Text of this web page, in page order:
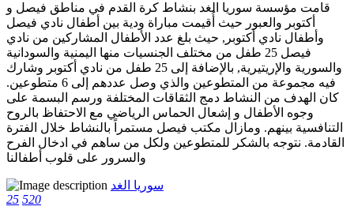
قامت مؤسسة سوريا الغد بنشاط كرة القدم في مناطق فيصل و
أكتوبر والعبور حيث أُقيمت مباراة ودية بين أطفال نادي فيصل
وأطفال نادي أكتوبر, حيث بلغ عدد الأطفال المشاركين من نادي
فيصل 25 طفل من مختلف الجنسيات منها اليمنية والسودانية
والسورية والإريتيرية, بالإضافة إلى 25 طفل من نادي أكتوبر وشارك
فيه مجموعة من المتطوعين والذي وصل عددهم إلى 6 متطوعين.
كان الهدف من النشاط دمج الثقاقات المختلفة ورسم البسمة على
وجوه الأطفال و إشعال الحماس الرياضي مع الاحتفاظ بالروح
التنافسية بينهم. ومازال مكتب فيصل مستمراً بالنشاط خلال الفترة
القادمة. نتوجه بالشكر للمتطوعين ولكل من ساهم في ادخال الفرح
والسرور على قلوب أطفالنا
سوريا الغد
25 520